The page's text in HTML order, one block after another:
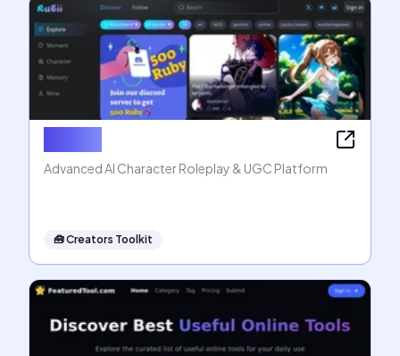
Advanced AI Character Roleplay & UGC Platform
🧰Creators Toolkit